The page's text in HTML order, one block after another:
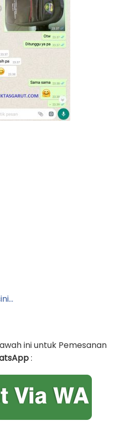
ini untuk Pemesanan
: